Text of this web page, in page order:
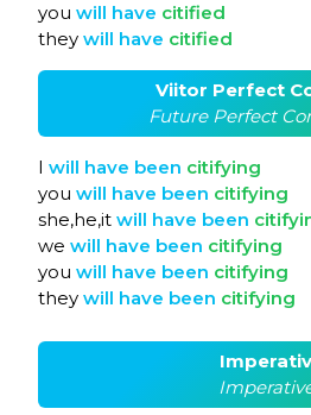
you will have citified
they will have citified
Viitor Perfect
Future Perfect
I will have been citifying
you will have been citifying
she,he,it will have been
we will have been citifying
you will have been citifying
they will have been citifying
Imperativ